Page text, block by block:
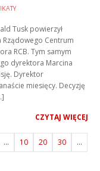
Tusk powierzył
Centrum
RCB. Tym samym
dyrektora Marcina
Dyrektor
miesięcy. Decyzję
CZYTAJ WIĘCEJ
... 10 20 30
...